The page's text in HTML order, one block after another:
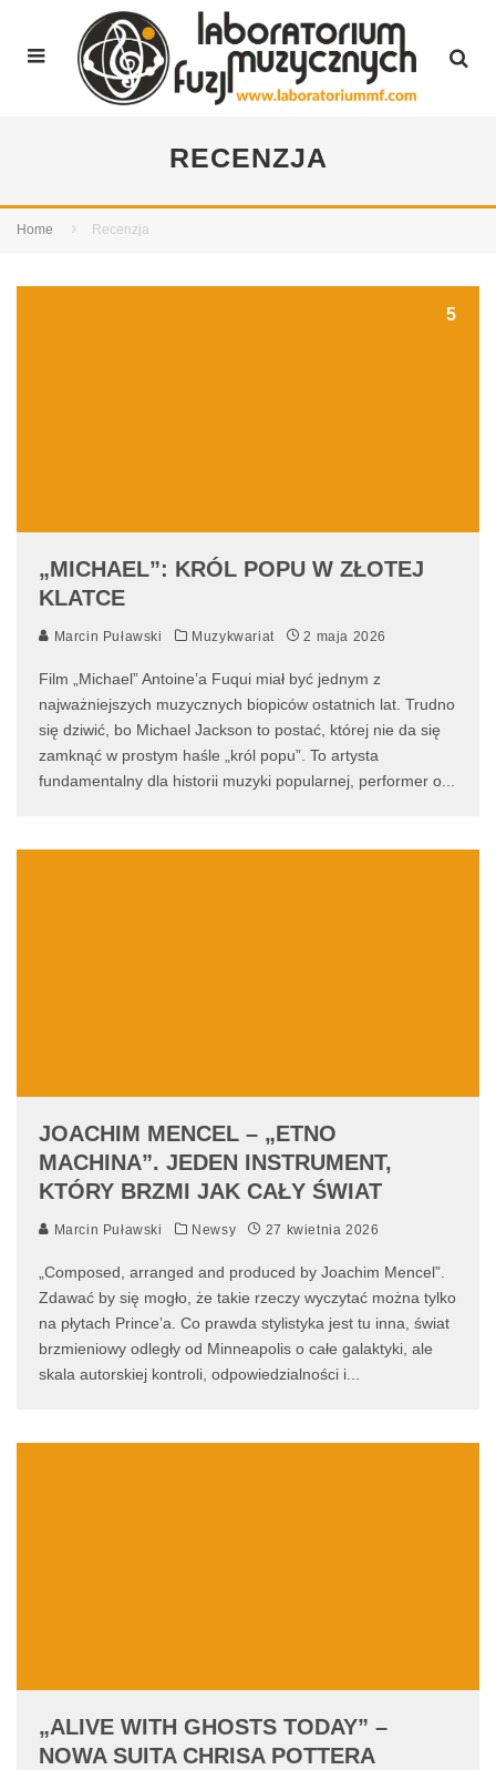
RECENZJA
Home Recenzja
5
„MICHAEL”: KRÓL POPU W ZŁOTEJ
KLATCE
Marcin Puławski Muzykwariat 2 maja 2026
Film „Michael” Antoine’a Fuqui miał być jednym z
najważniejszych muzycznych biopiców ostatnich lat. Trudno
się dziwić, bo Michael Jackson to postać, której nie da się
zamknąć w prostym haśle „król popu”. To artysta
fundamentalny dla historii muzyki popularnej, performer o...
JOACHIM MENCEL – „ETNO
MACHINA”. JEDEN INSTRUMENT,
KTÓRY BRZMI JAK CAŁY ŚWIAT
Marcin Puławski Newsy 27 kwietnia 2026
„Composed, arranged and produced by Joachim Mencel”.
Zdawać by się mogło, że takie rzeczy wyczytać można tylko
na płytach Prince’a. Co prawda stylistyka jest tu inna, świat
brzmieniowy odległy od Minneapolis o całe galaktyki, ale
skala autorskiej kontroli, odpowiedzialności i...
„ALIVE WITH GHOSTS TODAY” –
NOWA SUITA CHRISA POTTERA